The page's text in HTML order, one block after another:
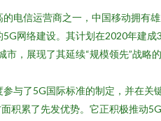
的电信运营商之一，中国移动拥有
网络建设。其计划在2020年建成
，展现了其延续“规模领先”战略
参与了5G国际标准的制定，并在关
积累了先发优势。它正积极推动